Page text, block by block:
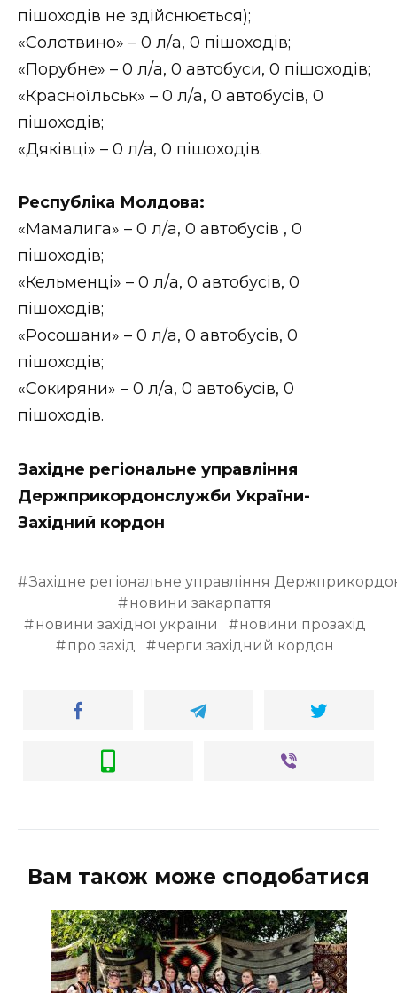
пішоходів не здійснюється);
«Солотвино» – 0 л/а, 0 пішоходів;
«Порубне» – 0 л/а, 0 автобуси, 0 пішоходів;
«Красноїльськ» – 0 л/а, 0 автобусів, 0
пішоходів;
«Дяківці» – 0 л/а, 0 пішоходів.
Республіка Молдова:
«Мамалига» – 0 л/а, 0 автобусів , 0
пішоходів;
«Кельменці» – 0 л/а, 0 автобусів, 0
пішоходів;
«Росошани» – 0 л/а, 0 автобусів, 0
пішоходів;
«Сокиряни» – 0 л/а, 0 автобусів, 0
пішоходів.
Західне регіональне управління
Держприкордонслужби України-
Західний кордон
Західне регіональне управління
новини закарпаття
новини західної україни
новини прозахід
про захід
черги західний кордон
Вам також може сподобатися